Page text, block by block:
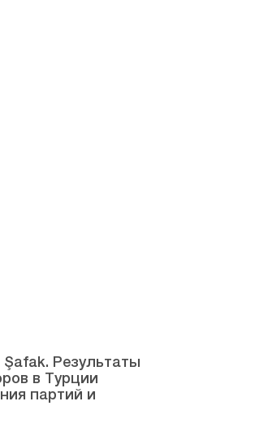
Результаты
в Турции
партий и